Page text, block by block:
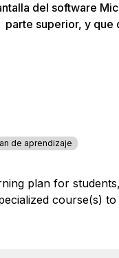
de aprendizaje
plan for
course(s)